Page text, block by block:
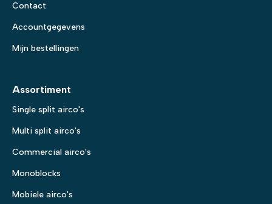
Contact
Accountgegevens
Mijn bestellingen
Assortiment
Single split airco's
Multi split airco's
Commercial airco's
Monoblocks
Mobiele airco's